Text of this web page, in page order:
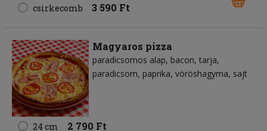
csirkecomb 3 590 Ft
Magyaros pizza
paradicsomos alap bacon tarja
paradicsom paprika vöröshagyma sajt
24 cm 2 790 Ft